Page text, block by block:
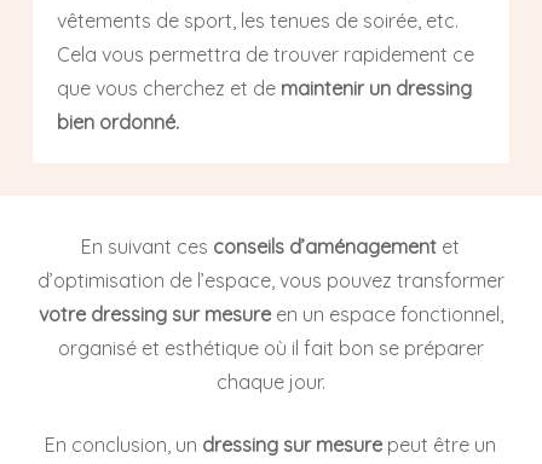
vêtements de sport, les tenues de soirée, etc.
Cela vous permettra de trouver rapidement ce
que vous cherchez et de maintenir un dressing
bien ordonné.
En suivant ces conseils d’aménagement et
d’optimisation de l’espace, vous pouvez transformer
votre dressing sur mesureen un espace fonctionnel,
organisé et esthétique où il fait bon se préparer
chaque jour.
En conclusion, un dressing sur mesure peut être un